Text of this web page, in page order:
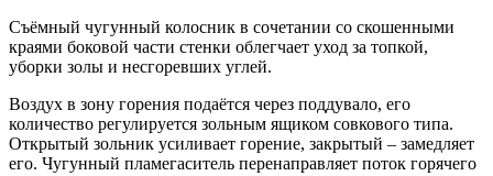
Съёмный чугунный колосник в сочетании со скошенными
краями боковой части стенки облегчает уход за топкой,
уборки золы и несгоревших углей.
Воздух в зону горения подаётся через поддувало, его
количество регулируется зольным ящиком совкового типа.
Открытый зольник усиливает горение, закрытый – замедляет
его. Чугунный пламегаситель перенаправляет поток горячего